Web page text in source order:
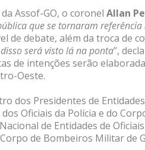
Assof-GO, o coronel Allan
que se tornaram
de debate, além da troca de
será visto lá na ponta”,
de intenções serão
Oeste.
dos Presidentes de
dos Oficiais da Polícia e do
de Entidades de
de Bombeiros Militar de